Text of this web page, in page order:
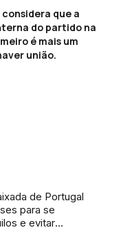
que a
do partido na
é mais um
união.
de Portugal
para se
e evitar